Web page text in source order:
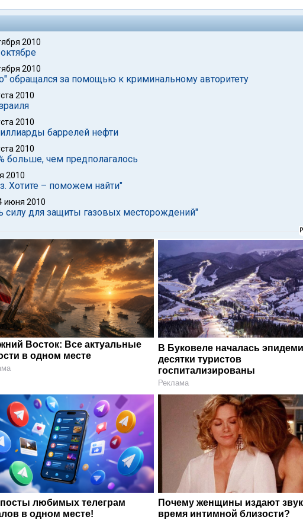
2010
2010
обращался за помощью к криминальному авторитету
2010
2010
баррелей нефти
2010
больше, чем предполагалось
2010
Хотите – поможем найти"
июня 2010
силу для защиты газовых месторождений"
Восток: Все актуальные
в одном месте
В Буковеле началась
десятки туристов
госпитализированы
Реклама
посты любимых телеграм
в одном месте!
Почему женщины издают
время интимной близости?